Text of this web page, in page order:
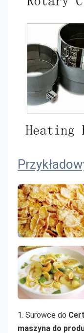
1. Surowce do
maszyna do